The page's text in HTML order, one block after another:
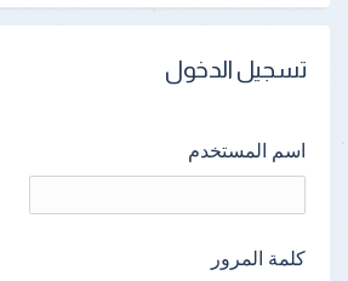
تسجيل الدخول
اسم المستخدم
كلمة المرور